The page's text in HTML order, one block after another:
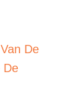
De
De